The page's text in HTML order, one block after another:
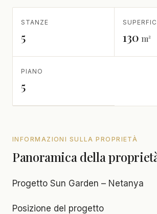
STANZE
5 130 m²
PIANO
5
INFORMAZIONI SULLA PROPRIETÀ
Panoramica della
Progetto Sun Garden – Netanya
Posizione del progetto